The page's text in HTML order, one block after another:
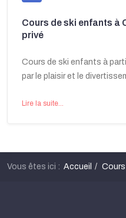
Cours de ski enfants à
privé
Cours de ski enfants à
par le plaisir et le
Lire la suite...
Vous êtes ici : Accueil Cours